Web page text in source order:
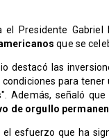
el Presidente
que se
destacó las
para
Además, señaló que
de orgullo
esfuerzo que ha